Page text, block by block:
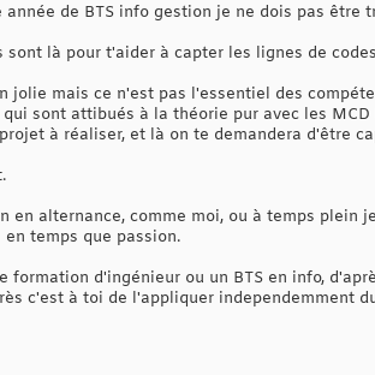
de BTS info gestion je ne dois pas être
sont là pour t'aider à capter les lignes de codes
jolie mais ce n'est pas l'essentiel des
sont attibués à la théorie pur avec les
à réaliser, et là on te demandera d'être
en alternance, comme moi, ou à temps plein
temps que passion.
formation d'ingénieur ou un BTS en info,
c'est à toi de l'appliquer independemment